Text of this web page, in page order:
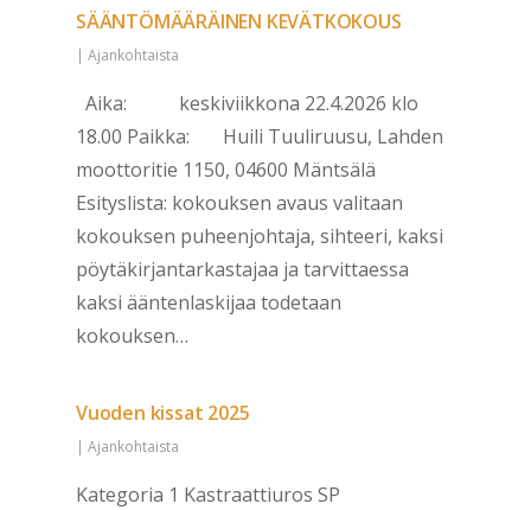
SÄÄNTÖMÄÄRÄINEN KEVÄTKOKOUS
|Ajankohtaista
Aika: keskiviikkona 22.4.2026 klo
18.00 Paikka: Huili Tuuliruusu, Lahden
moottoritie 1150, 04600 Mäntsälä
Esityslista: kokouksen avaus valitaan
kokouksen puheenjohtaja, sihteeri, kaksi
pöytäkirjantarkastajaa ja tarvittaessa
kaksi ääntenlaskijaa todetaan
kokouksen…
Vuoden kissat 2025
|Ajankohtaista
Kategoria 1 Kastraattiuros SP